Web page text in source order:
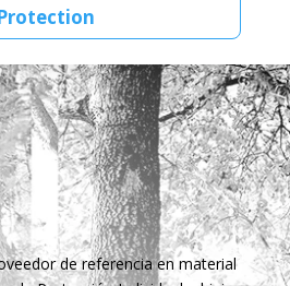
de referencia en material